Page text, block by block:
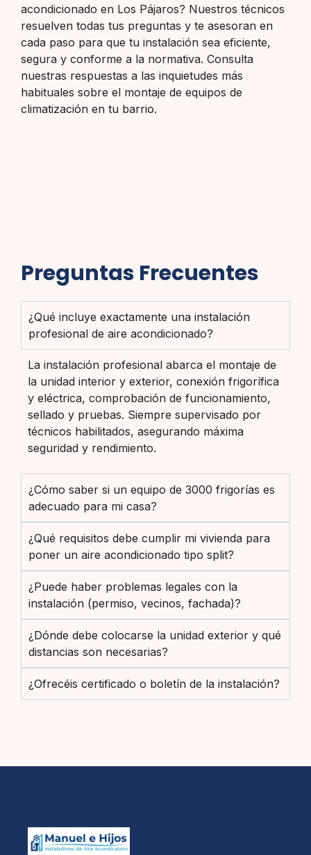
acondicionado en Los Pájaros? Nuestros técnicos
resuelven todas tus preguntas y te asesoran en
cada paso para que tu instalación sea eficiente,
segura y conforme a la normativa. Consulta
nuestras respuestas a las inquietudes más
habituales sobre el montaje de equipos de
climatización en tu barrio.
Preguntas Frecuentes
¿Qué incluye exactamente una instalación
profesional de aire acondicionado?
La instalación profesional abarca el montaje de
la unidad interior y exterior, conexión frigorífica
y eléctrica, comprobación de funcionamiento,
sellado y pruebas. Siempre supervisado por
técnicos habilitados, asegurando máxima
seguridad y rendimiento.
¿Cómo saber si un equipo de 3000 frigorías es
adecuado para mi casa?
¿Qué requisitos debe cumplir mi vivienda para
poner un aire acondicionado tipo split?
¿Puede haber problemas legales con la
instalación (permiso, vecinos, fachada)?
¿Dónde debe colocarse la unidad exterior y qué
distancias son necesarias?
¿Ofrecéis certificado o boletín de la instalación?